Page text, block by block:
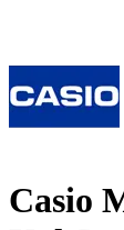
Casio